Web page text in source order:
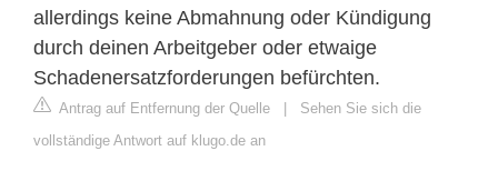
allerdings keine Abmahnung oder Kündigung
durch deinen Arbeitgeber oder etwaige
Schadenersatzforderungen befürchten.
Antrag auf Entfernung der Quelle | Sehen Sie sich die
vollständige Antwort auf klugo.de an